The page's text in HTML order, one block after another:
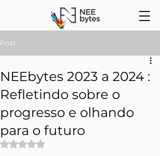
Post
NEEbytes 2023 a 2024 :
Refletindo sobre o
progresso e olhando
para o futuro
Avaliado com NaN de 5 estrelas.